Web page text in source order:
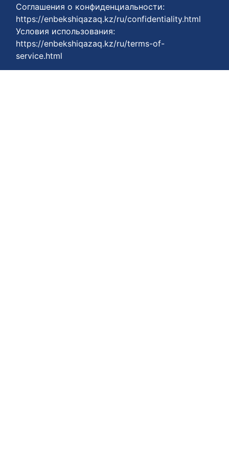
Соглашения о конфиденциальности:
https://enbekshiqazaq.kz/ru/confidentiality.html
Условия использования:
https://enbekshiqazaq.kz/ru/terms-of-
service.html